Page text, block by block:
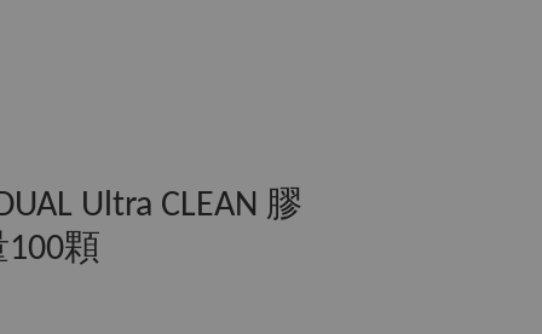
Ultra CLEAN 膠
顆